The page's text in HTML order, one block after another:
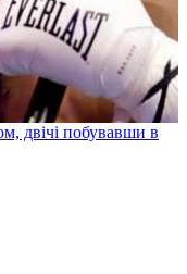
двічі побувавши в